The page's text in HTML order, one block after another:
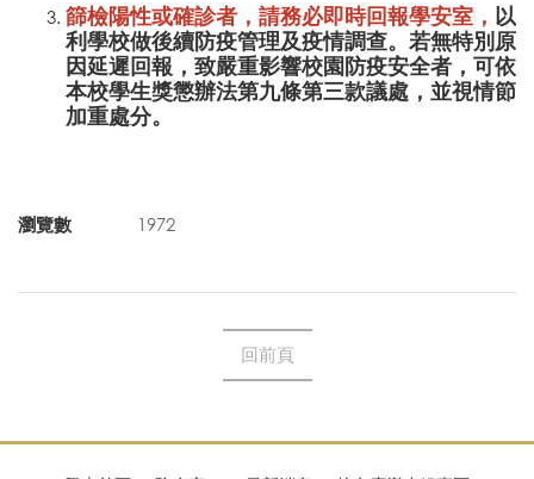
篩檢陽性或確診者，請務必即時回報學安室， 以
利學校做後續防疫管理及疫情調查。若無特別原
因延遲回報，致嚴重影響校園防疫安全者，可依
本校學生獎懲辦法第九條第三款議處，並視情節
加重處分。
瀏覽數 1972
回前頁